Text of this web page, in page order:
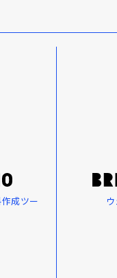
成ツー